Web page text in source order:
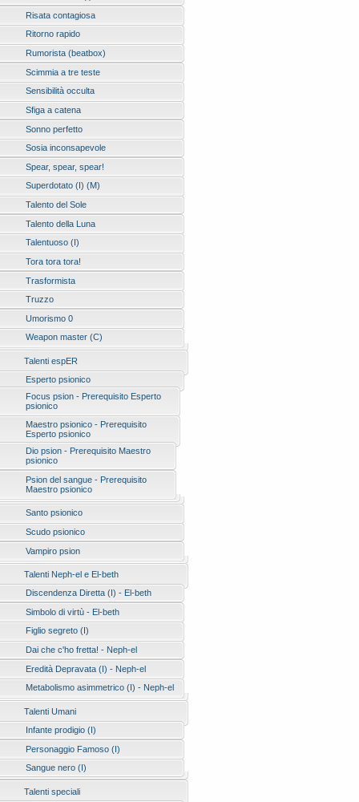
Risata contagiosa
Ritorno rapido
Rumorista (beatbox)
Scimmia a tre teste
Sensibilità occulta
Sfiga a catena
Sonno perfetto
Sosia inconsapevole
Spear, spear, spear!
Superdotato (I) (M)
Talento del Sole
Talento della Luna
Talentuoso (I)
Tora tora tora!
Trasformista
Truzzo
Umorismo 0
Weapon master (C)
Talenti espER
Esperto psionico
Focus psion - Prerequisito Esperto
psionico
Maestro psionico - Prerequisito
Esperto psionico
Dio psion - Prerequisito Maestro
psionico
Psion del sangue - Prerequisito
Maestro psionico
Santo psionico
Scudo psionico
Vampiro psion
Talenti Neph-el e El-beth
Discendenza Diretta (I) - El-beth
Simbolo di virtù - El-beth
Figlio segreto (I)
Dai che c'ho fretta! - Neph-el
Eredità Depravata (I) - Neph-el
Metabolismo asimmetrico (I) - Neph-el
Talenti Umani
Infante prodigio (I)
Personaggio Famoso (I)
Sangue nero (I)
Talenti speciali